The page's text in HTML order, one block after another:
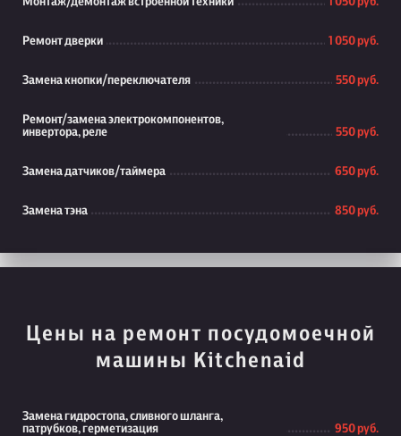
Ремонт дверки 1 050 руб.
Замена кнопки/переключателя 550 руб.
Ремонт/замена электрокомпонентов,
инвертора, реле
550 руб.
Замена датчиков/таймера 650 руб.
Замена тэна 850 руб.
Цены на ремонт посудомоечной
машины Kitchenaid
Замена гидростопа, сливного шланга,
патрубков, герметизация
950 руб.